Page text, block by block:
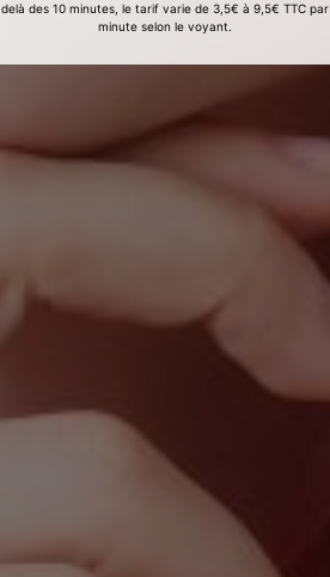
delà des 10 minutes, le tarif varie de 3,5€ à 9,5€ TTC par
minute selon le voyant.